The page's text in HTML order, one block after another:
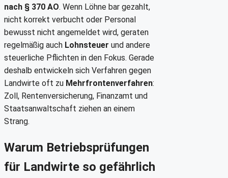
nach § 370 AO. Wenn Löhne bar gezahlt,
nicht korrekt verbucht oder Personal
bewusst nicht angemeldet wird, geraten
regelmäßig auch Lohnsteuer und andere
steuerliche Pflichten in den Fokus. Gerade
deshalb entwickeln sich Verfahren gegen
Landwirte oft zu Mehrfrontenverfahren:
Zoll, Rentenversicherung, Finanzamt und
Staatsanwaltschaft ziehen an einem
Strang.
Warum Betriebsprüfungen
für Landwirte so gefährlich